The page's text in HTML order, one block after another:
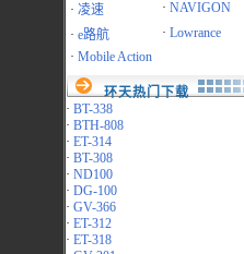
· 凌速 · NAVIGON
· e路航 · Lowrance
· Mobile Action
环天热门下载
· BT-338
· BTH-808
· ET-314
· BT-308
· ND100
· DG-100
· GV-366
· ET-312
· ET-318